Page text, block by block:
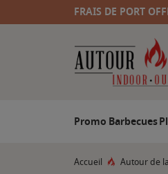
FRAIS DE PORT
Promo Barbecues
Accueil Autour de